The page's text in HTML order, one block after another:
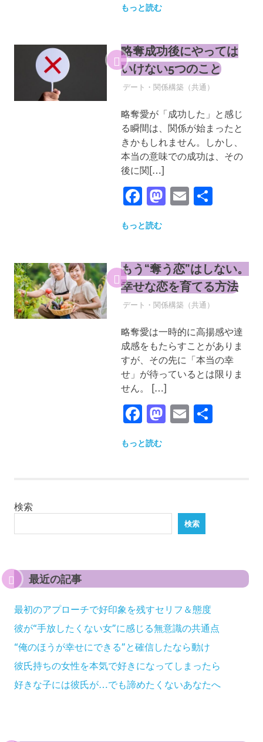
もっと読む
略奪成功後にやっては
いけない5つのこと
2026年3月24日
YYYPRO
デート・関係構築（共通）
略奪愛が「成功した」と感じ
る瞬間は、関係が始まったと
きかもしれません。しかし、
本当の意味での成功は、その
後に関[…]
Facebook
Mastodon
Email
共
もっと読む
もう“奪う恋”はしない。
幸せな恋を育てる方法
2026年3月24日
YYYPRO
デート・関係構築（共通）
略奪愛は一時的に高揚感や達
成感をもたらすことがありま
すが、その先に「本当の幸
せ」が待っているとは限りま
せん。 […]
Facebook
Mastodon
Email
共
もっと読む
検索
検索
最近の記事
最初のアプローチで好印象を残すセリフ＆態度
彼が“手放したくない女”に感じる無意識の共通点
“俺のほうが幸せにできる”と確信したなら動け
彼氏持ちの女性を本気で好きになってしまったら
好きな子には彼氏が…でも諦めたくないあなたへ